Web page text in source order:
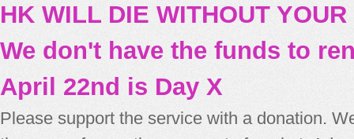
HK WILL DIE WITHOUT
We don't have the funds to
April 22nd is Day X
Please support the service with a donation.